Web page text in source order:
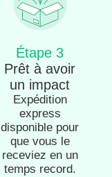
Étape 3
Prêt à avoir
un impact
Expédition
express
disponible pour
que vous le
receviez en un
temps record.